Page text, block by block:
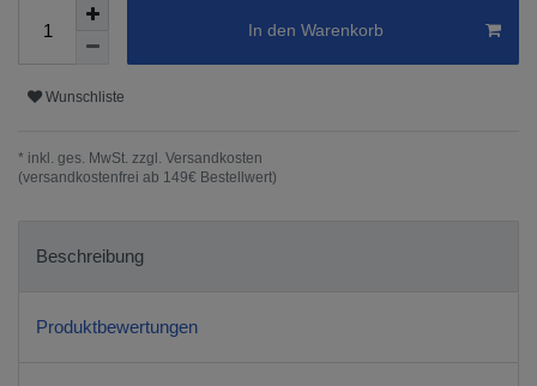
In den Warenkorb
Wunschliste
* inkl. ges. MwSt. zzgl. Versandkosten
(versandkostenfrei ab 149€ Bestellwert)
Beschreibung
Produktbewertungen